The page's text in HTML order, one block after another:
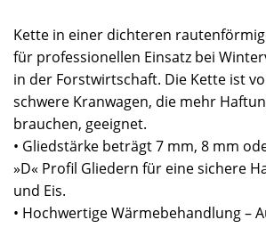
Kette in einer dichteren
für professionellen Einsatz bei
in der Forstwirtschaft. Die Kette ist
schwere Kranwagen, die mehr
brauchen, geeignet.
• Gliedstärke beträgt 7 mm, 8 mm
»D« Profil Gliedern für eine sichere
und Eis.
• Hochwertige Wärmebehandlung –